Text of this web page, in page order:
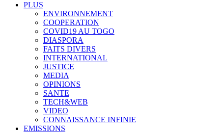
PLUS
ENVIRONNEMENT
COOPERATION
COVID19 AU TOGO
DIASPORA
FAITS DIVERS
INTERNATIONAL
JUSTICE
MEDIA
OPINIONS
SANTE
TECH&WEB
VIDEO
CONNAISSANCE INFINIE
EMISSIONS